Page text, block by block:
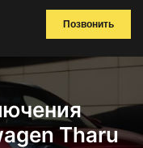
Позвонить
Tharu